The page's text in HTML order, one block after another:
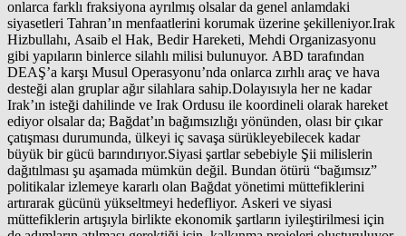
onlarca farklı fraksiyona ayrılmış olsalar da genel anlamdaki
siyasetleri Tahran’ın menfaatlerini korumak üzerine şekilleniyor.Irak
Hizbullahı, Asaib el Hak, Bedir Hareketi, Mehdi Organizasyonu
gibi yapıların binlerce silahlı milisi bulunuyor. ABD tarafından
DEAŞ’a karşı Musul Operasyonu’nda onlarca zırhlı araç ve hava
desteği alan gruplar ağır silahlara sahip.Dolayısıyla her ne kadar
Irak’ın isteği dahilinde ve Irak Ordusu ile koordineli olarak hareket
ediyor olsalar da; Bağdat’ın bağımsızlığı yönünden, olası bir çıkar
çatışması durumunda, ülkeyi iç savaşa sürükleyebilecek kadar
büyük bir gücü barındırıyor.Siyasi şartlar sebebiyle Şii milislerin
dağıtılması şu aşamada mümkün değil. Bundan ötürü “bağımsız”
politikalar izlemeye kararlı olan Bağdat yönetimi müttefiklerini
artırarak gücünü yükseltmeyi hedefliyor. Askeri ve siyasi
müttefiklerin artışıyla birlikte ekonomik şartların iyileştirilmesi için